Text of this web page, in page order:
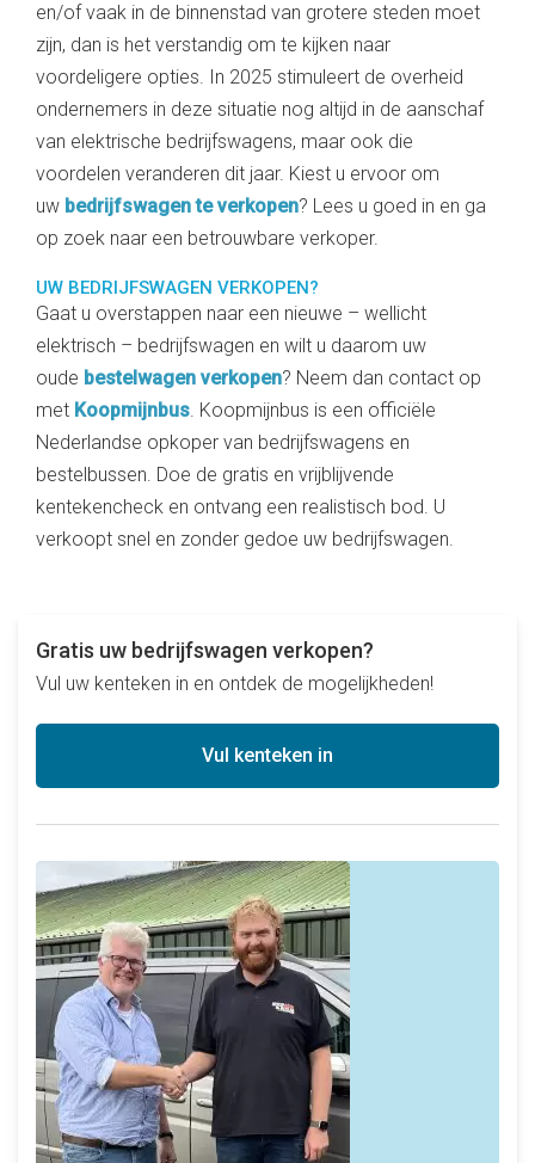
en/of vaak in de binnenstad van grotere steden moet
zijn, dan is het verstandig om te kijken naar
voordeligere opties. In 2025 stimuleert de overheid
ondernemers in deze situatie nog altijd in de aanschaf
van elektrische bedrijfswagens, maar ook die
voordelen veranderen dit jaar. Kiest u ervoor om
uw bedrijfswagen te verkopen? Lees u goed in en ga
op zoek naar een betrouwbare verkoper.
UW BEDRIJFSWAGEN VERKOPEN?
Gaat u overstappen naar een nieuwe – wellicht
elektrisch – bedrijfswagen en wilt u daarom uw
oude bestelwagen verkopen? Neem dan contact op
met Koopmijnbus. Koopmijnbus is een officiële
Nederlandse opkoper van bedrijfswagens en
bestelbussen. Doe de gratis en vrijblijvende
kentekencheck en ontvang een realistisch bod. U
verkoopt snel en zonder gedoe uw bedrijfswagen.
Gratis uw bedrijfswagen verkopen?
Vul uw kenteken in en ontdek de mogelijkheden!
Vul kenteken in